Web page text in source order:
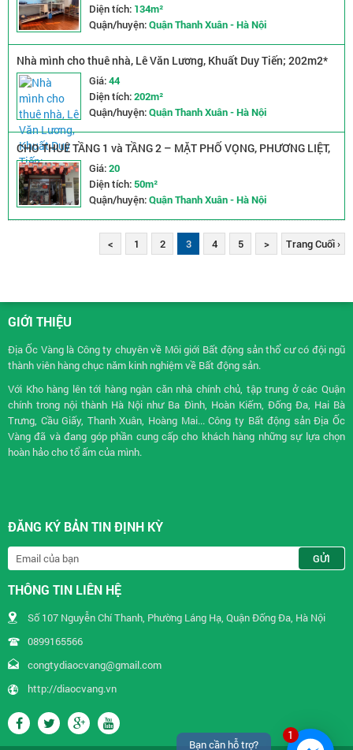
1
Bạn cần hỗ trợ?
Diện tích: 134m²
Quận/huyện:Quận Thanh Xuân - Hà Nội
Nhà mình cho thuê nhà, Lê Văn Lương, Khuất Duy Tiến; 202m2*
2T -44 tr
Giá:44
Diện tích:202m²
Quận/huyện:Quận Thanh Xuân - Hà Nội
CHO THUÊ TẦNG 1 và TẦNG 2 – MẶT PHỐ VỌNG, PHƯƠNG LIỆT,
THANH XUÂN, HÀ NỘI
Giá:20
Diện tích:50m²
Quận/huyện:Quận Thanh Xuân - Hà Nội
< 1 2 3 4 5 > Trang Cuối ›
GIỚI THIỆU
Địa Ốc Vàng là Công ty chuyên về Môi giới Bất động sảnthổ cư có đội ngũ
thành viên hàng chục năm kinh nghiệm về Bất động sản.
Với Kho hàng lên tới hàng ngàn căn nhà chính chủ, tập trung ở các Quận
chính trong nội thành Hà Nội như Ba Đình, Hoàn Kiếm, Đống Đa, Hai Bà
Trưng, Cầu Giấy, Thanh Xuân, Hoàng Mai... Công ty Bất động sản Địa Ốc
Vàng đã và đang góp phần cung cấp cho khách hàng những sự lựa chọn
hoàn hảo cho tổ ấm của mình.
ĐĂNG KÝ BẢN TIN ĐỊNH KỲ
THÔNG TIN LIÊN HỆ
Số 107 Nguyễn Chí Thanh, Phường Láng Hạ, Quận Đống Đa, Hà Nội
0899165566
congtydiaocvang@gmail.com
http://diaocvang.vn